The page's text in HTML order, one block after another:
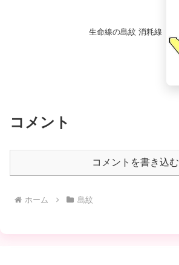
生命線の島紋 消耗線
コメント
コメントを書き込む
ホーム 島紋